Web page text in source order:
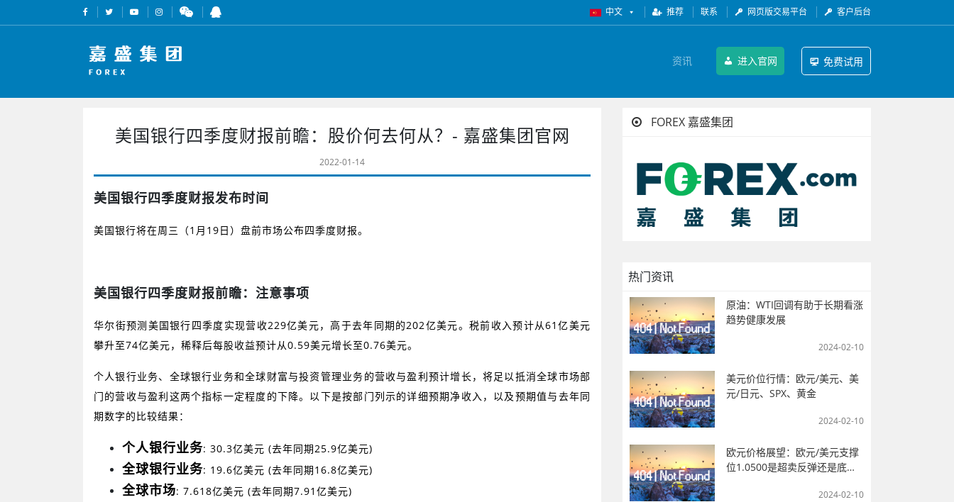
中文 推荐 联系 网页版交易平台 客户后台
资讯 进入官网 免费试用
美国银行四季度财报前瞻：股价何去何从？- 嘉盛集团官网
2022-01-14
美国银行四季度财报发布时间
美国银行将在周三（1 月 19日）盘前市场公布四季度财报。
美国银行四季度财报前瞻：注意事项
华尔街预测美国银行四季度实现营收229亿美元，高于去年同期的202亿美元。税前收入预计从61亿美元
攀升至74亿美元，稀释后每股收益预计从0.59美元增长至0.76美元。
个人银行业务、全球银行业务和全球财富与投资管理业务的营收与盈利预计增长，将足以抵消全球市场部
门的营收与盈利这两个指标一定程度的下降。以下是按部门列示的详细预期净收入，以及预期值与去年同
期数字的比较结果：
个人银行业务: 30.3亿美元 (去年同期25.9亿美元)
全球银行业务: 19.6亿美元 (去年同期16.8亿美元)
全球市场: 7.618亿美元 (去年同期7.91 亿美元)
FOREX 嘉盛集团
热门资讯
原油：WTI回调有助于长期看涨
趋势健康发展
2024-02-10
美元价位行情：欧元/美元、美
元/日元、SPX、黄金
2024-02-10
欧元价格展望：欧元/美元支撑
位1.0500是超卖反弹还是底
2024-02-10